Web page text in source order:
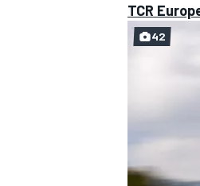
TCR
42